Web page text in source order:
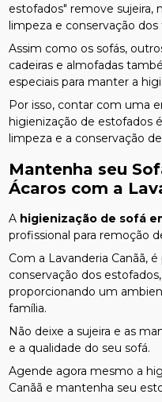
estofados" remove sujeira,
limpeza e conservação dos
Assim como os sofás,
cadeiras e almofadas
especiais para manter a
Por isso, contar com uma
higienização de estofados
limpeza e a conservação
Mantenha seu
Ácaros com a
A higienização de sofá
profissional para remoção
Com a Lavanderia Canãã,
conservação dos
proporcionando um
família.
Não deixe a sujeira e as
e a qualidade do seu sofá.
Agende agora mesmo a
Canãã e mantenha seu